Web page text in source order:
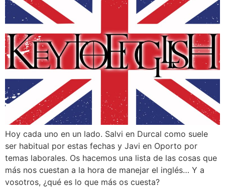
Hoy cada uno en un lado. Salvi en Durcal como suele
ser habitual por estas fechas y Javi en Oporto por
temas laborales. Os hacemos una lista de las cosas que
más nos cuestan a la hora de manejar el inglés… Y a
vosotros, ¿qué es lo que más os cuesta?